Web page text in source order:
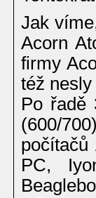
Jak
Acorn
firmy
též
Po řadě
(600/
PC,